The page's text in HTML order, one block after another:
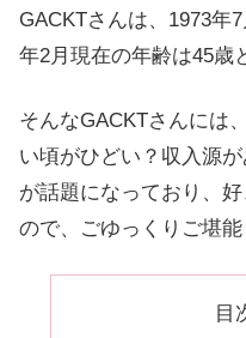
GACKTさんは、1973年
年2月現在の年齢は45歳
そんなGACKTさんには、
い頃がひどい？収入源
が話題になっており、
ので、ごゆっくりご堪能
目